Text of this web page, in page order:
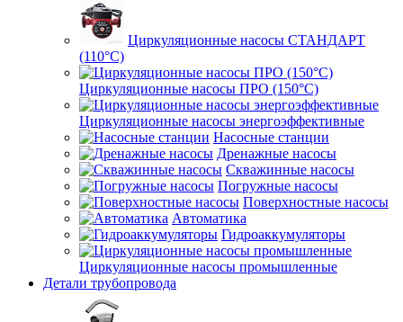
Циркуляционные насосы СТАНДАРТ
(110°C)
Циркуляционные насосы ПРО (150°C)
Циркуляционные насосы энергоэффективные
Насосные станции
Дренажные насосы
Скважинные насосы
Погружные насосы
Поверхностные насосы
Автоматика
Гидроаккумуляторы
Циркуляционные насосы промышленные
Детали трубопровода